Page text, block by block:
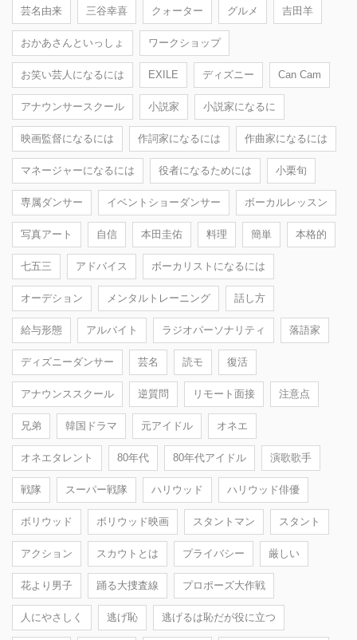
芸名由来 三谷幸喜 クォーター グルメ 吉田羊
おかあさんといっしょ ワークショップ
お笑い芸人になるには EXILE ディズニー Can Cam
アナウンサースクール 小説家 小説家になるに
映画監督になるには 作詞家になるには 作曲家になるには
マネージャーになるには 役者になるためには 小栗旬
専属ダンサー イベントショーダンサー ボーカルレッスン
写真アート 自信 本田圭佑 料理 簡単 本格的
七五三 アドバイス ボーカリストになるには
オーデション メンタルトレーニング 話し方
給与形態 アルバイト ラジオパーソナリティ 落語家
ディズニーダンサー 芸名 読モ 復活
アナウンススクール 逆質問 リモート面接 注意点
兄弟 韓国ドラマ 元アイドル オネエ
オネエタレント 80年代 80年代アイドル 演歌歌手
戦隊 スーパー戦隊 ハリウッド ハリウッド俳優
ボリウッド ボリウッド映画 スタントマン スタント
アクション スカウトとは プライバシー 厳しい
花より男子 踊る大捜査線 プロポーズ大作戦
人にやさしく 逃げ恥 逃げるは恥だが役に立つ